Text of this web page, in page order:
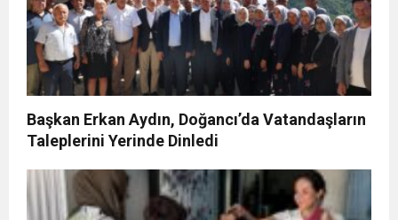
Başkan Erkan Aydın, Doğancı’da Vatandaşların
Taleplerini Yerinde Dinledi